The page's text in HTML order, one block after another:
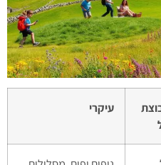
עיקרי